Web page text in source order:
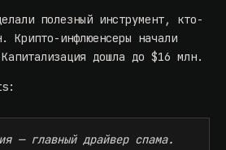
полезный инструмент, кто-
Крипто-инфлюенсеры начали
дошла до $16 млн.
— главный драйвер спама.